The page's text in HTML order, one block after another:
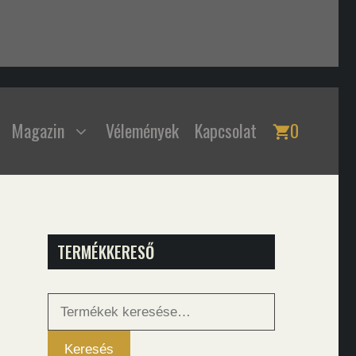
Magazin Vélemények Kapcsolat 0
TERMÉKKERESŐ
Keresés
Keresés